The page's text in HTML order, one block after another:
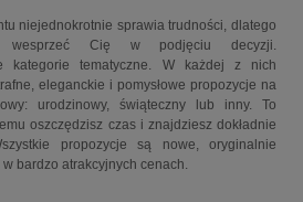
niejednokrotnie sprawia trudności, dlatego
wesprzeć Cię w podjęciu decyzji.
kategorie tematyczne. W każdej z nich
eleganckie i pomysłowe propozycje na
urodzinowy, świąteczny lub inny. To
oszczędzisz czas i znajdziesz dokładnie
propozycje są nowe, oryginalnie
bardzo atrakcyjnych cenach.